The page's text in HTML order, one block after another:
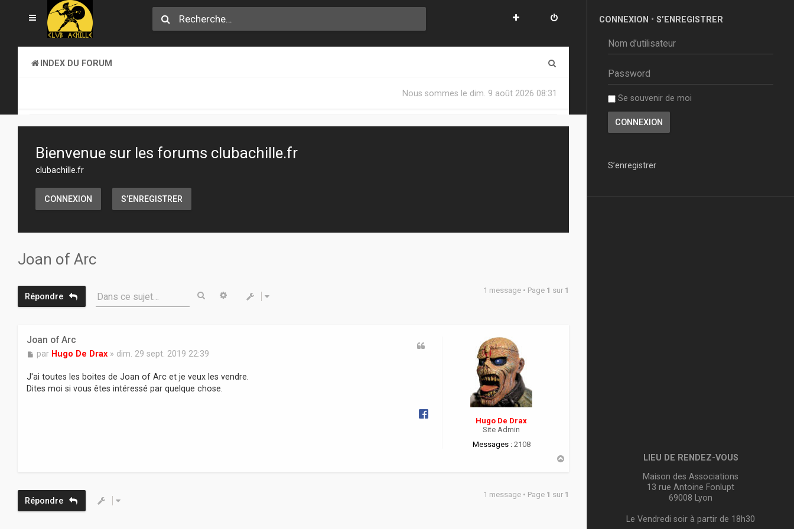
INDEX DU FORUM
Nous sommes le dim. 9 août 2026 08:31
Bienvenue sur les forums clubachille.fr
clubachille.fr
CONNEXION S’ENREGISTRER
Joan of Arc
Répondre Dans ce sujet… RechercherRecherche avancée 1 message • Page 1 sur 1
Hugo De Drax
Site Admin
Messages : 2108
Joan of Arc
M
s
s
a
par Hugo De Drax» dim. 29 sept. 2019 22:39
J'ai toutes les boites de Joan of Arc et je veux les vendre.
Dites moi si vous êtes intéressé par quelque chose.
Répondre
1 message • Page 1 sur 1
CONNEXION • S’ENREGISTRER
Se souvenir de moi
S’enregistrer
LIEU DE RENDEZ-VOUS
Maison des Associations
13 rue Antoine Fonlupt
69008 Lyon
Le Vendredi soir à partir de 18h30